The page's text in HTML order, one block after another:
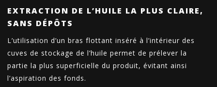
EXTRACTION DE L’HUILE LA PLUS CLAIRE,
SANS DÉPÔTS
L’utilisation d’un bras flottant inséré à l’intérieur des
cuves de stockage de l’huile permet de prélever la
partie la plus superficielle du produit, évitant ainsi
l’aspiration des fonds.